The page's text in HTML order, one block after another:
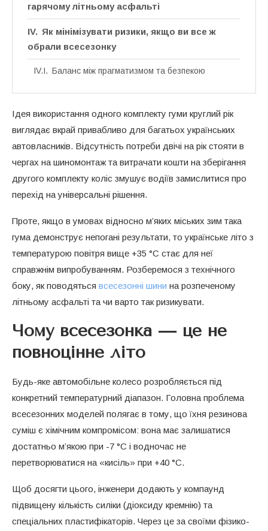
гарячому літньому асфальті
Як мінімізувати ризики, якщо ви все ж
обрали всесезонку
Баланс між прагматизмом та безпекою
Ідея використання одного комплекту гуми круглий рік
виглядає вкрай привабливо для багатьох українських
автовласників. Відсутність потреби двічі на рік стояти в
чергах на шиномонтаж та витрачати кошти на зберігання
другого комплекту коліс змушує водіїв замислитися про
перехід на універсальні рішення.
Проте, якщо в умовах відносно м’яких міських зим така
гума демонструє непогані результати, то українське літо з
температурою повітря вище +35 °C стає для неї
справжнім випробуванням. Розберемося з технічного
боку, як поводяться всесезонні шини на розпеченому
літньому асфальті та чи варто так ризикувати.
Чому всесезонка — це не
повноцінне літо
Будь-яке автомобільне колесо розробляється під
конкретний температурний діапазон. Головна проблема
всесезонних моделей полягає в тому, що їхня резинова
суміш є хімічним компромісом: вона має залишатися
достатньо м’якою при -7 °C і водночас не
перетворюватися на «кисіль» при +40 °C.
Щоб досягти цього, інженери додають у компаунд
підвищену кількість силіки (діоксиду кремнію) та
спеціальних пластифікаторів. Через це за своїми фізико-